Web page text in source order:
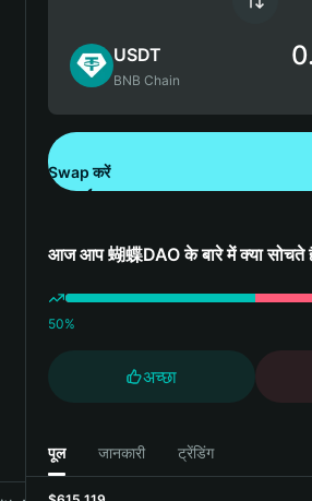
USDT
BNB Chain
Swap करें
आज आप 蝴蝶DAO के बारे में क्या सोचते
50%
अच्छा
पूल जानकारी ट्रेंडिंग